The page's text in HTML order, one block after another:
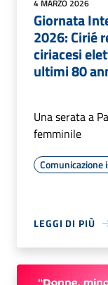
4 MARZO 2026
Giornata
2026: Cirié
ciriacesi
ultimi 80
Una serata a
femminile
LEGGI DI PIÙ